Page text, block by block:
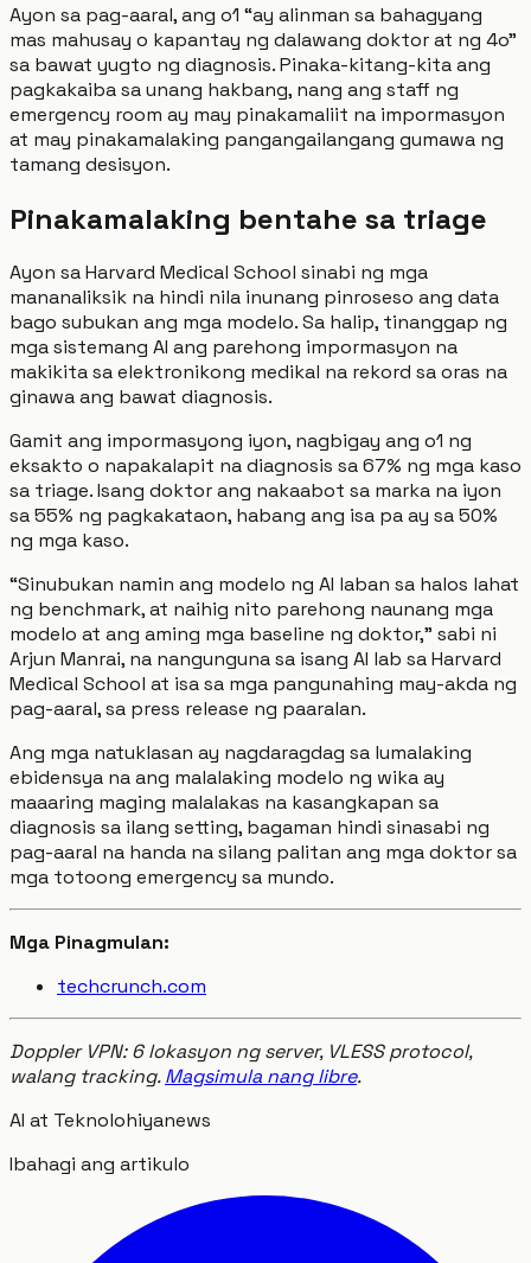
Ayon sa pag-aaral, ang o1 “ay alinman sa bahagyang
mas mahusay o kapantay ng dalawang doktor at ng 4o”
sa bawat yugto ng diagnosis. Pinaka-kitang-kita ang
pagkakaiba sa unang hakbang, nang ang staff ng
emergency room ay may pinakamaliit na impormasyon
at may pinakamalaking pangangailangang gumawa ng
tamang desisyon.
Pinakamalaking bentahe sa triage
Ayon sa Harvard Medical School sinabi ng mga
mananaliksik na hindi nila inunang pinroseso ang data
bago subukan ang mga modelo. Sa halip, tinanggap ng
mga sistemang AI ang parehong impormasyon na
makikita sa elektronikong medikal na rekord sa oras na
ginawa ang bawat diagnosis.
Gamit ang impormasyong iyon, nagbigay ang o1 ng
eksakto o napakalapit na diagnosis sa 67% ng mga kaso
sa triage. Isang doktor ang nakaabot sa marka na iyon
sa 55% ng pagkakataon, habang ang isa pa ay sa 50%
ng mga kaso.
“Sinubukan namin ang modelo ng AI laban sa halos lahat
ng benchmark, at naihig nito parehong naunang mga
modelo at ang aming mga baseline ng doktor,” sabi ni
Arjun Manrai, na nangunguna sa isang AI lab sa Harvard
Medical School at isa sa mga pangunahing may-akda ng
pag-aaral, sa press release ng paaralan.
Ang mga natuklasan ay nagdaragdag sa lumalaking
ebidensya na ang malalaking modelo ng wika ay
maaaring maging malalakas na kasangkapan sa
diagnosis sa ilang setting, bagaman hindi sinasabi ng
pag-aaral na handa na silang palitan ang mga doktor sa
mga totoong emergency sa mundo.
Mga Pinagmulan:
techcrunch.com
Doppler VPN: 6 lokasyon ng server, VLESS protocol,
walang tracking.Magsimula nang libre.
AI at Teknolohiyanews
Ibahagi ang artikulo